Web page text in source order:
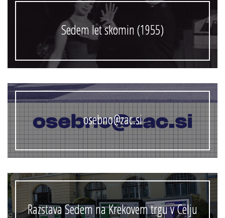
Sedem let skomin (1955)
osebno@zac.si
Razstava Sedem na Krekovem trgu v Celju